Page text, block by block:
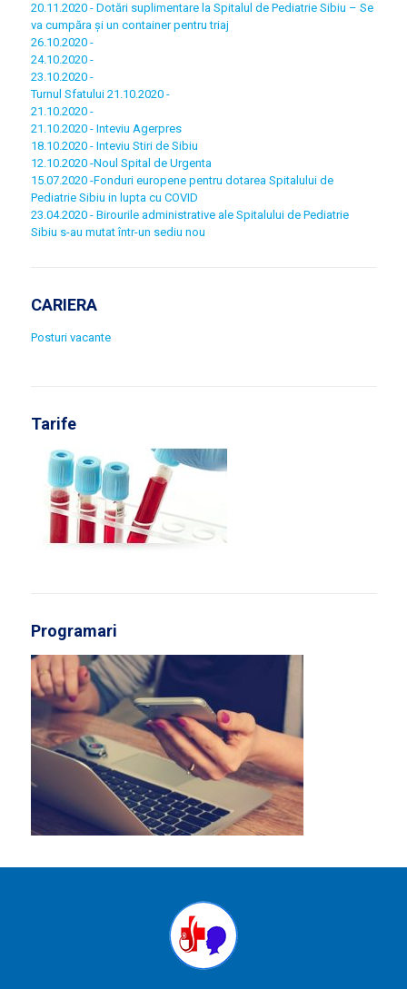
20.11.2020 - Dotări suplimentare la Spitalul de Pediatrie Sibiu – Se
va cumpăra și un container pentru triaj
26.10.2020 -
24.10.2020 -
23.10.2020 -
Turnul Sfatului 21.10.2020 -
21.10.2020 -
21.10.2020 - Inteviu Agerpres
18.10.2020 - Inteviu Stiri de Sibiu
12.10.2020 -Noul Spital de Urgenta
15.07.2020 -Fonduri europene pentru dotarea Spitalului de
Pediatrie Sibiu in lupta cu COVID
23.04.2020 - Birourile administrative ale Spitalului de Pediatrie
Sibiu s-au mutat într-un sediu nou
CARIERA
Posturi vacante
Tarife
Programari